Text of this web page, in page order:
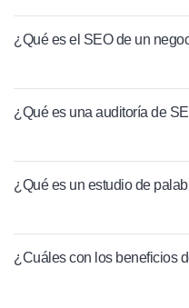
¿Qué es el SEO de un
¿Qué es una auditoría de
¿Qué es un estudio de
¿Cuáles con los beneficios